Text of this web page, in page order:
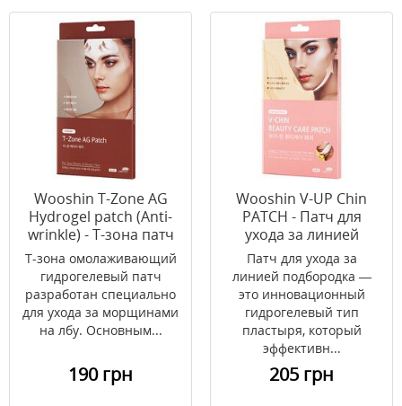
Wooshin T-Zone AG
Hydrogel patch (Anti-
wrinkle) - Т-зона патч
омолаживающий
T-зона омолаживающий
гидрогелевый патч
разработан специально
для ухода за морщинами
на лбу. Основным...
190 грн
Wooshin V-UP Chin
PATCH - Патч для
ухода за линией
подбородка
Патч для ухода за
линией подбородка —
это инновационный
гидрогелевый тип
пластыря, который
эффективн...
205 грн